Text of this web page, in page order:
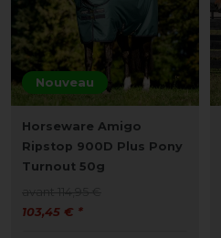
Nouveau
Horseware Amigo
Ripstop 900D Plus Pony
Turnout 50g
103,45 € *